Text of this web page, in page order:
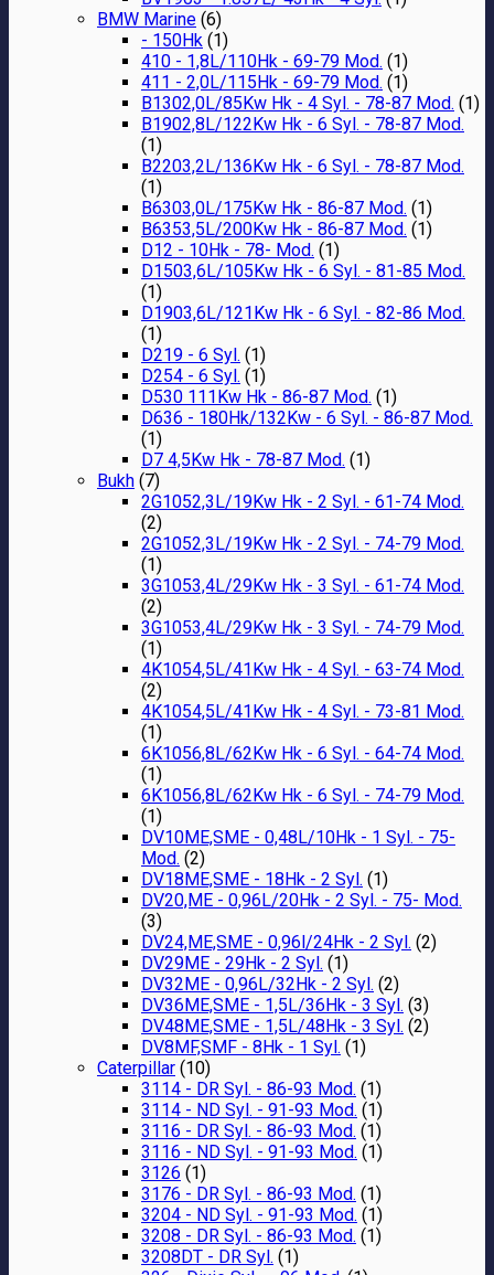
BMW Marine (6)
- 150Hk (1)
410 - 1,8L/110Hk - 69-79 Mod. (1)
411 - 2,0L/115Hk - 69-79 Mod. (1)
B1302,0L/85Kw Hk - 4 Syl. - 78-87 Mod. (1)
B1902,8L/122Kw Hk - 6 Syl. - 78-87 Mod.
(1)
B2203,2L/136Kw Hk - 6 Syl. - 78-87 Mod.
(1)
B6303,0L/175Kw Hk - 86-87 Mod. (1)
B6353,5L/200Kw Hk - 86-87 Mod. (1)
D12 - 10Hk - 78- Mod. (1)
D1503,6L/105Kw Hk - 6 Syl. - 81-85 Mod.
(1)
D1903,6L/121Kw Hk - 6 Syl. - 82-86 Mod.
(1)
D219 - 6 Syl. (1)
D254 - 6 Syl. (1)
D530 111Kw Hk - 86-87 Mod. (1)
D636 - 180Hk/132Kw - 6 Syl. - 86-87 Mod.
(1)
D7 4,5Kw Hk - 78-87 Mod. (1)
Bukh (7)
2G1052,3L/19Kw Hk - 2 Syl. - 61-74 Mod.
(2)
2G1052,3L/19Kw Hk - 2 Syl. - 74-79 Mod.
(1)
3G1053,4L/29Kw Hk - 3 Syl. - 61-74 Mod.
(2)
3G1053,4L/29Kw Hk - 3 Syl. - 74-79 Mod.
(1)
4K1054,5L/41Kw Hk - 4 Syl. - 63-74 Mod.
(2)
4K1054,5L/41Kw Hk - 4 Syl. - 73-81 Mod.
(1)
6K1056,8L/62Kw Hk - 6 Syl. - 64-74 Mod.
(1)
6K1056,8L/62Kw Hk - 6 Syl. - 74-79 Mod.
(1)
DV10ME,SME - 0,48L/10Hk - 1 Syl. - 75-
Mod. (2)
DV18ME,SME - 18Hk - 2 Syl. (1)
DV20,ME - 0,96L/20Hk - 2 Syl. - 75- Mod.
(3)
DV24,ME,SME - 0,96l/24Hk - 2 Syl. (2)
DV29ME - 29Hk - 2 Syl. (1)
DV32ME - 0,96L/32Hk - 2 Syl. (2)
DV36ME,SME - 1,5L/36Hk - 3 Syl. (3)
DV48ME,SME - 1,5L/48Hk - 3 Syl. (2)
DV8MF,SMF - 8Hk - 1 Syl. (1)
Caterpillar (10)
3114 - DR Syl. - 86-93 Mod. (1)
3114 - ND Syl. - 91-93 Mod. (1)
3116 - DR Syl. - 86-93 Mod. (1)
3116 - ND Syl. - 91-93 Mod. (1)
3126 (1)
3176 - DR Syl. - 86-93 Mod. (1)
3204 - ND Syl. - 91-93 Mod. (1)
3208 - DR Syl. - 86-93 Mod. (1)
3208DT - DR Syl. (1)